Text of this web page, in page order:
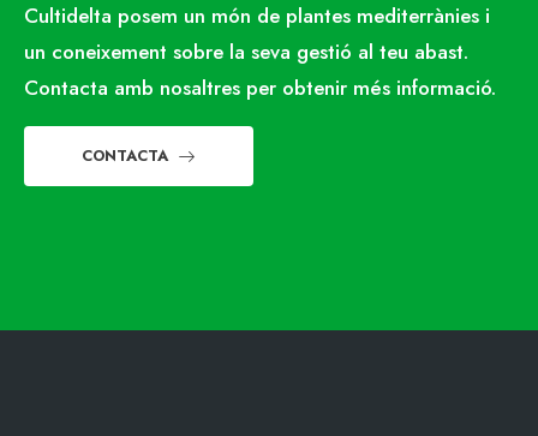
Cultidelta posem un món de plantes mediterrànies i
un coneixement sobre la seva gestió al teu abast.
Contacta amb nosaltres per obtenir més informació.
CONTACTA